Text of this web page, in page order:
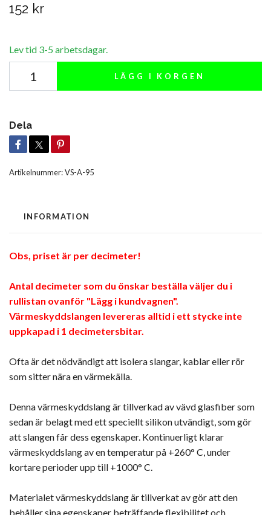
152 kr
Lev tid 3-5 arbetsdagar.
LÄGG I KORGEN
Dela
Artikelnummer:VS-A-95
INFORMATION
Obs, priset är per decimeter!
Antal decimeter som du önskar beställa väljer du i
rullistan ovanför "Lägg i kundvagnen".
Värmeskyddslangen levereras alltid i ett stycke inte
uppkapad i 1 decimetersbitar.
Ofta är det nödvändigt att isolera slangar, kablar eller rör
som sitter nära en värmekälla.
Denna värmeskyddslang är tillverkad av vävd glasfiber som
sedan är belagt med ett speciellt silikon utvändigt, som gör
att slangen får dess egenskaper. Kontinuerligt klarar
värmeskyddslang av en temperatur på +260° C, under
kortare perioder upp till +1000° C.
Materialet värmeskyddslang är tillverkat av gör att den
behåller sina egenskaper beträffande flexibilitet och